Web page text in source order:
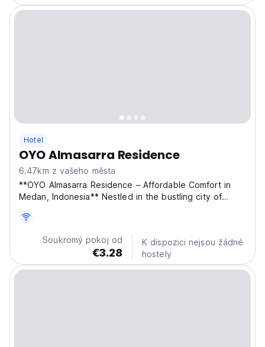
Hotel
OYO Almasarra Residence
6.47km z vašeho města
**OYO Almasarra Residence – Affordable Comfort in
Medan, Indonesia** Nestled in the bustling city of
welcoming and budget-friendly accommodation option
for both short and long stays. Whether you're visiting
Soukromý pokoj od
€3.28
K dispozici nejsou žádné
hostely